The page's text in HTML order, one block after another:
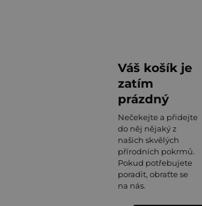
Váš košík je
zatím
prázdný
Nečekejte a přidejte
do něj nějaký z
našich skvělých
přírodních pokrmů.
Pokud potřebujete
poradit, obraťte se
na nás.